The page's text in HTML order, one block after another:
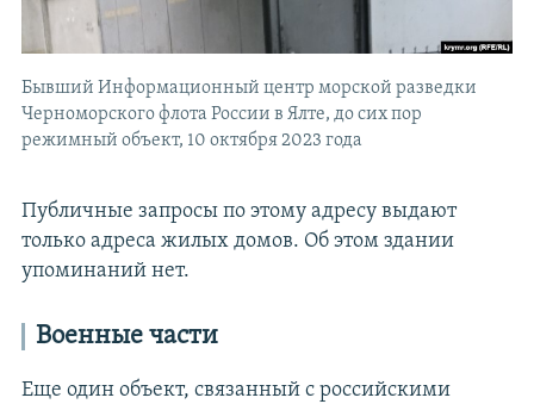
Бывший Информационный центр морской разведки
Черноморского флота России в Ялте, до сих пор
режимный объект, 10 октября 2023 года
Публичные запросы по этому адресу выдают
только адреса жилых домов. Об этом здании
упоминаний нет.
Военные части
Еще один объект, связанный с российскими